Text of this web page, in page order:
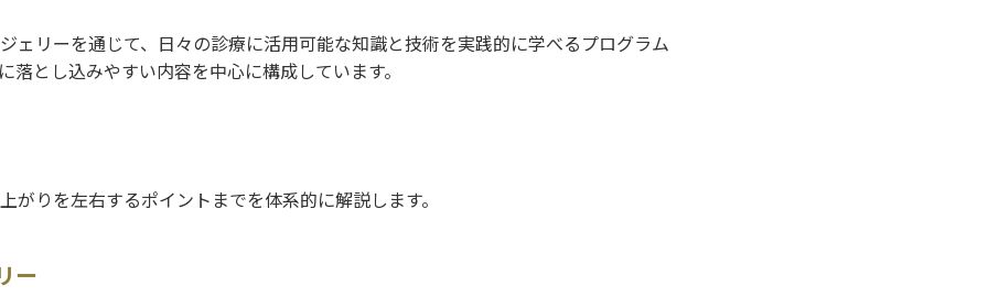
ェリーを通じて、日々の診療に活用可能な知識と技術を実践的に学べるプログラム
落とし込みやすい内容を中心に構成しています。
がりを左右するポイントまでを体系的に解説します。
ー